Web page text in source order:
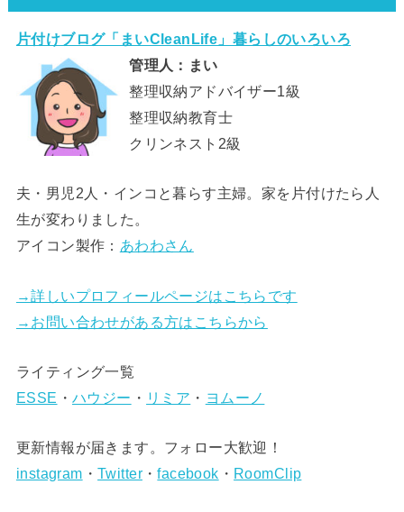
片付けブログ「まいCleanLife」暮らしのいろいろ
管理人：まい
整理収納アドバイザー1級
整理収納教育士
クリンネスト2級
夫・男児2人・インコと暮らす主婦。家を片付けたら人
生が変わりました。
アイコン製作： あわわさん
→詳しいプロフィールページはこちらです
→お問い合わせがある方はこちらから
ライティング一覧
ESSE ・ ハウジー ・ リミア ・ ヨムーノ
更新情報が届きます。フォロー大歓迎！
instagram ・Twitter・facebook ・ RoomClip